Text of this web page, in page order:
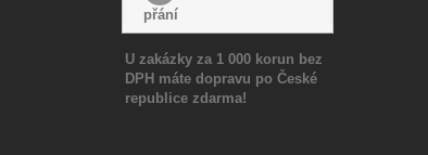
přání
U zakázky za 1 000 korun bez
DPH máte dopravu po České
republice zdarma!